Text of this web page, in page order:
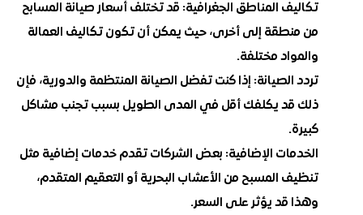
تكاليف المناطق الجغرافية: قد تختلف أسعار صيانة المسابح
من منطقة إلى أخرى، حيث يمكن أن تكون تكاليف العمالة
والمواد مختلفة.
تردد الصيانة: إذا كنت تفضل الصيانة المنتظمة والدورية، فإن
ذلك قد يكلفك أقل في المدى الطويل بسبب تجنب مشاكل
الخدمات الإضافية: بعض الشركات تقدم خدمات إضافية مثل
تنظيف المسبح من الأعشاب البحرية أو التعقيم المتقدم،
وهذا قد يؤثر على السعر.